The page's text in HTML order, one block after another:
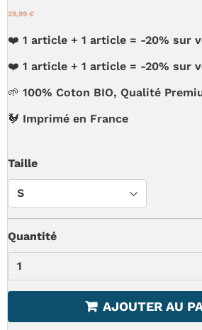
29,99 €
❤️ 1 article + 1 article = -20% sur
❤️ 1 article + 1 article = -20% sur
🌱 100% Coton BIO, Qualité
🐓 Imprimé en France
Taille
Quantité
AJOUTER AU